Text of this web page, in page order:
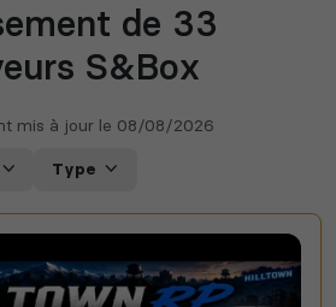
de 33
S&Box
mis à jour le 08/08/2026
Type